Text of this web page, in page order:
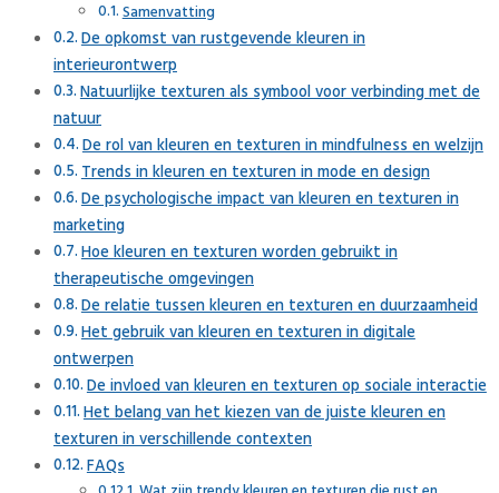
Samenvatting
De opkomst van rustgevende kleuren in
interieurontwerp
Natuurlijke texturen als symbool voor verbinding met de
natuur
De rol van kleuren en texturen in mindfulness en welzijn
Trends in kleuren en texturen in mode en design
De psychologische impact van kleuren en texturen in
marketing
Hoe kleuren en texturen worden gebruikt in
therapeutische omgevingen
De relatie tussen kleuren en texturen en duurzaamheid
Het gebruik van kleuren en texturen in digitale
ontwerpen
De invloed van kleuren en texturen op sociale interactie
Het belang van het kiezen van de juiste kleuren en
texturen in verschillende contexten
FAQs